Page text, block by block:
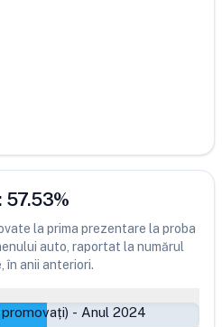
57.53%
la prima prezentare la proba
auto, raportat la numărul
în anii anteriori.
- Anul 2024